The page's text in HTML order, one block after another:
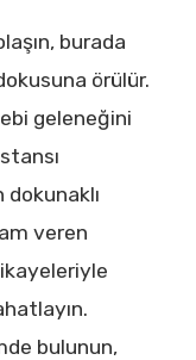
burada
örülür.
geleneğini
veren
bulunun,